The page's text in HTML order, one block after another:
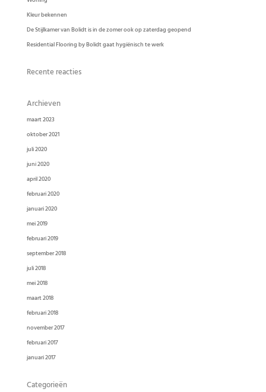
Kleur bekennen
De Stijlkamer van Bolidt is in de zomer ook op zaterdag geopend
Residential Flooring by Bolidt gaat hygiënisch te werk
Recente reacties
Archieven
maart 2023
oktober 2021
juli 2020
juni 2020
april 2020
februari 2020
januari 2020
mei 2019
februari 2019
september 2018
juli 2018
mei 2018
maart 2018
februari 2018
november 2017
februari 2017
januari 2017
Categorieën